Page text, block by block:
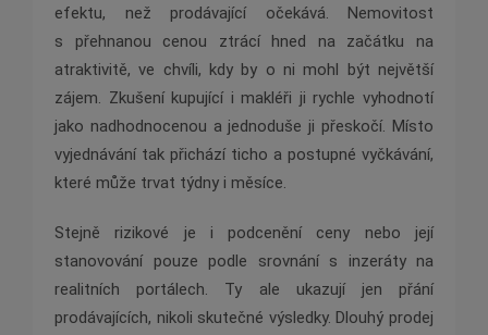
efektu, než prodávající očekává. Nemovitost
s přehnanou cenou ztrácí hned na začátku na
atraktivitě, ve chvíli, kdy by o ni mohl být největší
zájem. Zkušení kupující i makléři ji rychle vyhodnotí
jako nadhodnocenou a jednoduše ji přeskočí. Místo
vyjednávání tak přichází ticho a postupné vyčkávání,
které může trvat týdny i měsíce.
Stejně rizikové je i podcenění ceny nebo její
stanovování pouze podle srovnání s inzeráty na
realitních portálech. Ty ale ukazují jen přání
prodávajících, nikoli skutečné výsledky. Dlouhý prodej